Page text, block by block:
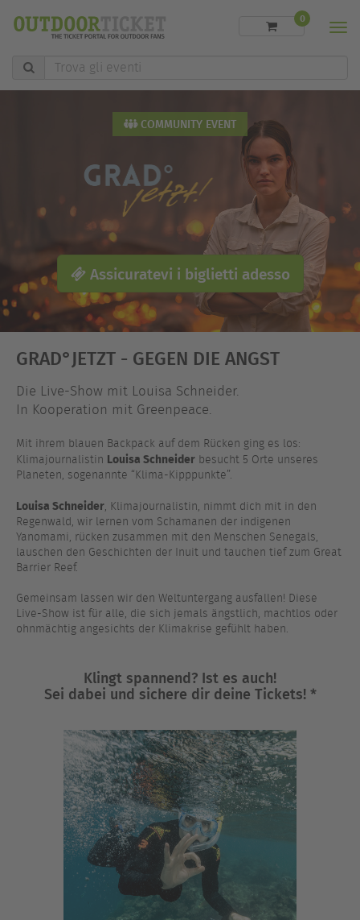
Trova
eventi
0
COMMUNITY EVENT
Assicuratevi i biglietti adesso
GRAD°JETZT - GEGEN DIE ANGST
Die Live-Show mit Louisa Schneider.
In Kooperation mit Greenpeace.
Mit ihrem blauen Backpack auf dem Rücken ging es los:
Klimajournalistin Louisa Schneider besucht 5 Orte unseres
Planeten, sogenannte “Klima-Kipppunkte”.
Louisa Schneider, Klimajournalistin, nimmt dich mit in den
Regenwald, wir lernen vom Schamanen der indigenen
Yanomami, rücken zusammen mit den Menschen Senegals,
lauschen den Geschichten der Inuit und tauchen tief zum Great
Barrier Reef.
Gemeinsam lassen wir den Weltuntergang ausfallen! Diese
Live-Show ist für alle, die sich jemals ängstlich, machtlos oder
ohnmächtig angesichts der Klimakrise gefühlt haben.
Klingt spannend? Ist es auch!
Sei dabei und sichere dir deine Tickets! *